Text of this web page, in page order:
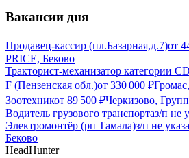
Вакансии дня
Продавец-кассир (пл.Базарная,д.7)от
PRICE, Беково
Тракторист-механизатор категории
F (Пензенская обл.)от 330 000 ₽
Зоотехникот 89 500 ₽Черкизово,
Водитель грузового транспортаз/п не
Электромонтёр (рп Тамала)з/п не
Беково
HeadHunter